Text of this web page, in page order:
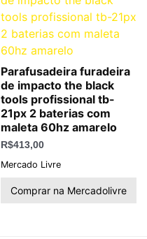
Parafusadeira furadeira
de impacto the black
tools profissional tb-
21px 2 baterias com
maleta 60hz amarelo
R$413,00
Mercado Livre
Comprar na Mercadolivre